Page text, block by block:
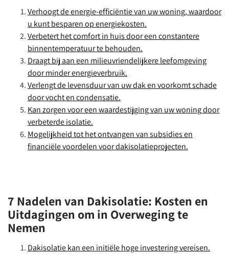
Verhoogt de energie-efficiëntie van uw woning, waardoor
u kunt besparen op energiekosten.
Verbetert het comfort in huis door een constantere
binnentemperatuur te behouden.
Draagt bij aan een milieuvriendelijkere leefomgeving
door minder energieverbruik.
Verlengt de levensduur van uw dak en voorkomt schade
door vocht en condensatie.
Kan zorgen voor een waardestijging van uw woning door
verbeterde isolatie.
Mogelijkheid tot het ontvangen van subsidies en
financiële voordelen voor dakisolatieprojecten.
7 Nadelen van Dakisolatie: Kosten en
Uitdagingen om in Overweging te
Nemen
Dakisolatie kan een initiële hoge investering vereisen.